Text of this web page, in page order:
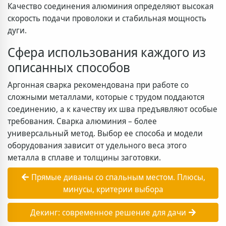
Качество соединения алюминия определяют высокая
скорость подачи проволоки и стабильная мощность
дуги.
Сфера использования каждого из
описанных способов
Аргонная сварка рекомендована при работе со
сложными металлами, которые с трудом поддаются
соединению, а к качеству их шва предъявляют особые
требования. Сварка алюминия – более
универсальный метод. Выбор ее способа и модели
оборудования зависит от удельного веса этого
металла в сплаве и толщины заготовки.
Прямые диваны со спальным местом. Плюсы,
минусы, критерии выбора
Декинг: современное решение для дачи